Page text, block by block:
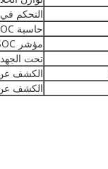
التحكم
حاسبة SOC
مؤشر led SOC
تحت
الكشف عن
الكشف عن